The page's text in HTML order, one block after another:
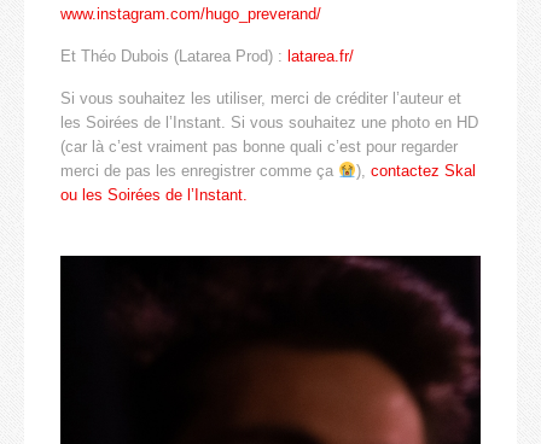
www.instagram.com/hugo_preverand/
Et Théo Dubois (Latarea Prod) : latarea.fr/
Si vous souhaitez les utiliser, merci de créditer l’auteur et
les Soirées de l’Instant. Si vous souhaitez une photo en HD
(car là c’est vraiment pas bonne quali c’est pour regarder
merci de pas les enregistrer comme ça
), contactez Skal
ou les Soirées de l’Instant.